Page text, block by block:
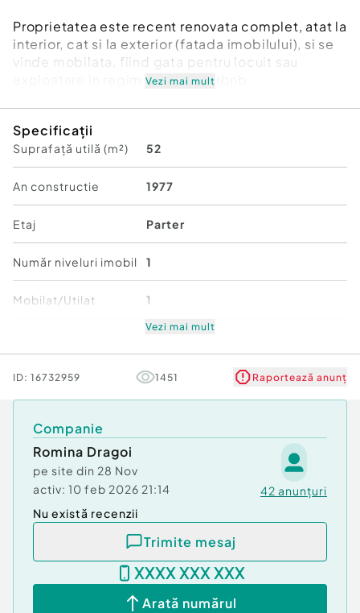
Proprietatea este recent renovata complet, atat la
interior, cat si la exterior (fatada imobilului), si se
vinde mobilata, fiind gata pentru locuit sau
exploatare in regim hotelier/Airbnb.
din caramida, cu barne autentice din lemn masiv,
care pastreaza farmecul specific zonei istorice.
Compartimentare:
- camera
- bucatarie
- baie
- pivnita pentru depozitare
- acces la mansarda comuna (spatiu de
depozitare)
Alte avantaje:
- centrala termica proprie pe gaz
- contor individual de apa
- iesire directa din proprietate in curtea interioara
Vezi mai mult
Specificații
Suprafață utilă (m²) 52
An constructie 1977
Etaj Parter
Număr niveluri imobil 1
Mobilat/Utilat 1
Stare Bună
Vezi mai mult
ID: 16732959 1451 Raportează anunț
Companie
Romina Dragoi
pe site din 28 Nov
activ: 10 feb 2026 21:14 42 anunțuri
Nu există recenzii
Trimite mesaj
XXXX XXX XXX
Arată numărul